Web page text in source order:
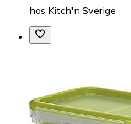
hos Kitch'n Sverige